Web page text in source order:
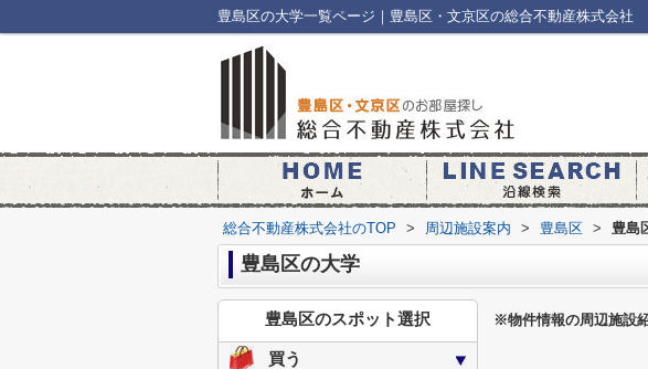
豊島区の大学一覧ページ｜豊島区・文京区の総合不動産株式会社
総合不動産株式会社のTOP > 周辺施設案内 > 豊島区 > 豊島
豊島区の大学
※物件情報の周辺施設
豊島区のスポット選択
買う